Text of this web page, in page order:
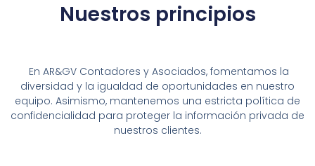
Nuestros principios
En AR&GV Contadores y Asociados, fomentamos la
diversidad y la igualdad de oportunidades en nuestro
equipo. Asimismo, mantenemos una estricta política de
confidencialidad para proteger la información privada de
nuestros clientes.